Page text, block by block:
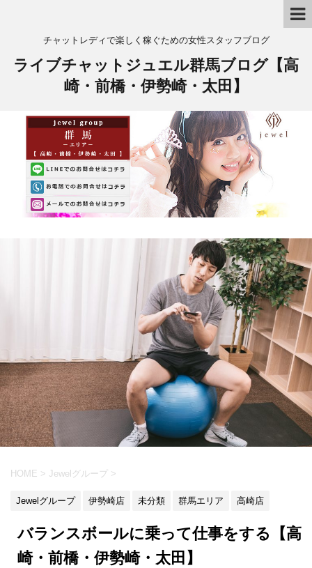
チャットレディで楽しく稼ぐための女性スタッフブログ
ライブチャットジュエル群馬ブログ【高
崎・前橋・伊勢崎・太田】
HOME > Jewelグループ >
Jewelグループ 伊勢崎店 未分類 群馬エリア 高崎店
バランスボールに乗って仕事をする【高
崎・前橋・伊勢崎・太田】